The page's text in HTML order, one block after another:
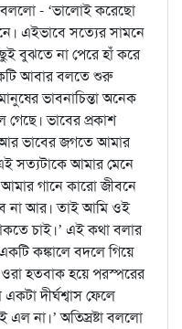
বললো - ‘ভালোই করেছো
এইভাবে সত্যের সামনে
বুঝতে না পেরে হাঁ করে
আবার বলতে শুরু
ভাবনাচিন্তা অনেক
ভাবের প্রকাশ
আর ভাবের জগতে আমার
সত্যটাকে আমার মেনে
গানে কারো জীবনে
না আর। তাই আমি ওই
চাই।’ এই কথা বলার
কঙ্কালে বদলে গিয়ে
হতবাক হয়ে পরস্পরের
দীর্ঘশ্বাস ফেলে
না।’ অতিস্রষ্টা বললো